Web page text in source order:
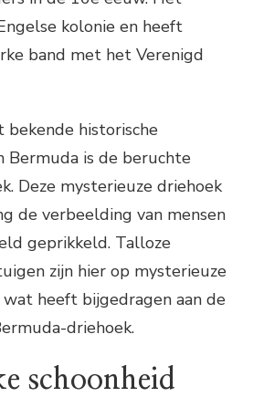
kolonie en heeft
band met het Verenigd
bekende historische
Bermuda is de beruchte
Deze mysterieuze driehoek
de verbeelding van mensen
geprikkeld. Talloze
zijn hier op mysterieuze
heeft bijgedragen aan de
driehoek.
schoonheid